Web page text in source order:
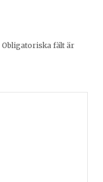
Obligatoriska fält är